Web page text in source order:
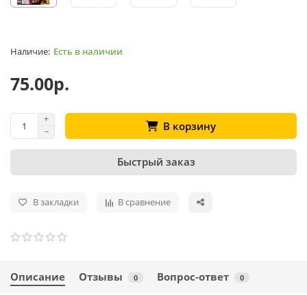
Есть в наличии
75.00р.
В корзину
Быстрый заказ
В закладки В сравнение
Описание Отзывы 0 Вопрос-ответ 0